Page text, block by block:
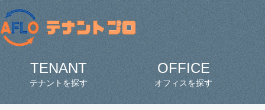
TENANT
テナントを探す
OFFICE
オフィスを探す